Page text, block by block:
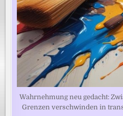
Wahrnehmung neu gedacht:
Grenzen verschwinden in